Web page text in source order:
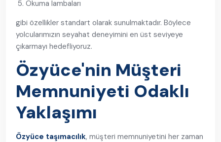
Okuma lambaları
gibi özellikler standart olarak sunulmaktadır. Böylece
yolcularımızın seyahat deneyimini en üst seviyeye
çıkarmayı hedefliyoruz.
Özyüce'nin Müşteri
Memnuniyeti Odaklı
Yaklaşımı
Özyüce taşımacılık, müşteri memnuniyetini her zaman